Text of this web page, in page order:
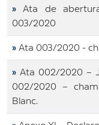
» Ata de
003/2020
» Ata 003/2020 -
» Ata 002/2020 –
002/2020 –
Blanc.